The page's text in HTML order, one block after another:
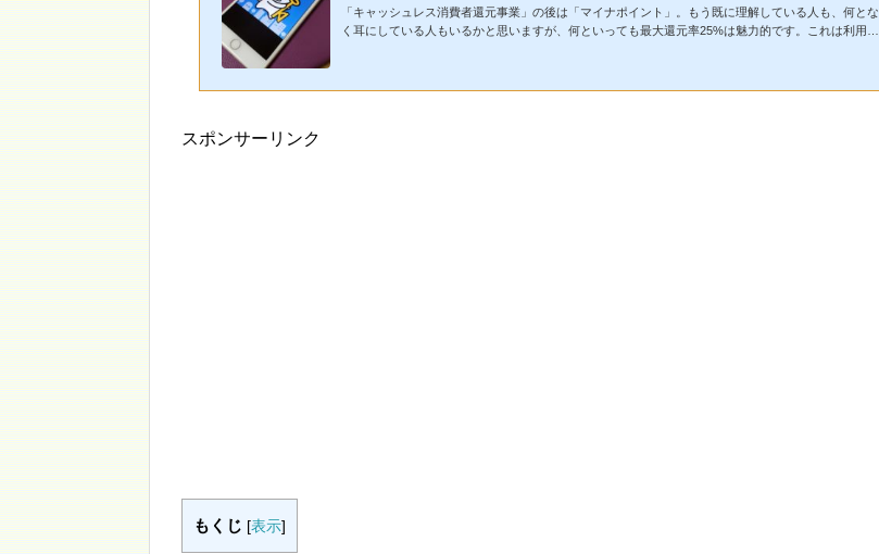
「キャッシュレス消費者還元事業」の後は「マイナポイント」。もう既に理解している人も、何とな
く耳にしている人もいるかと思いますが、何といっても最大還元率25%は魅力的です。これは利用し
スポンサーリンク
もくじ [表示]